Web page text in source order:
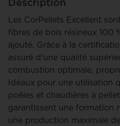
Les CorPellets Excellent
fibres de bois résineux 100
ajouté. Grâce à la
assuré d'une qualité
combustion optimale,
Idéaux pour une utilisation
poêles et chaudières à
garantissent une formation
une production maximale